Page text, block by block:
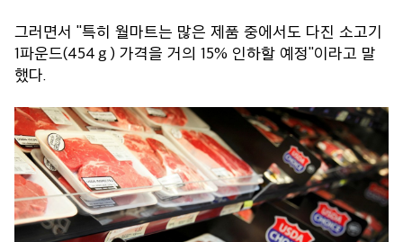
그러면서 "특히 월마트는 많은 제품 중에서도 다진 소고기
1파운드(454ｇ) 가격을 거의 15% 인하할 예정"이라고 말
했다.